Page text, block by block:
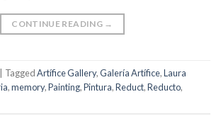
CONTINUE READING →
| TaggedArtífice Gallery,Galería Artífice,Laura
,memory,Painting,Pintura,Reduct,Reducto,